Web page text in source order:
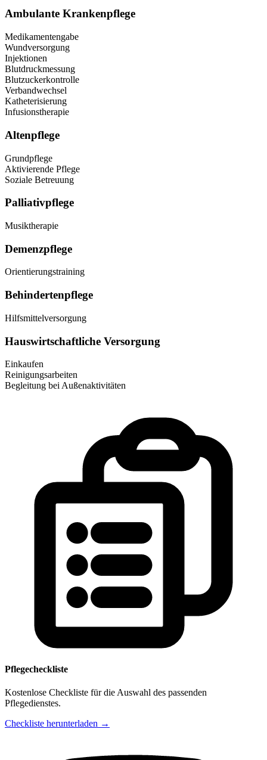
Ambulante Krankenpflege
Medikamentengabe
Wundversorgung
Injektionen
Blutdruckmessung
Blutzuckerkontrolle
Verbandwechsel
Katheterisierung
Infusionstherapie
Altenpflege
Grundpflege
Aktivierende Pflege
Soziale Betreuung
Palliativpflege
Musiktherapie
Demenzpflege
Orientierungstraining
Behindertenpflege
Hilfsmittelversorgung
Hauswirtschaftliche Versorgung
Einkaufen
Reinigungsarbeiten
Begleitung bei Außenaktivitäten
Pflegecheckliste
Kostenlose Checkliste für die Auswahl des passenden
Pflegedienstes.
Checkliste herunterladen →